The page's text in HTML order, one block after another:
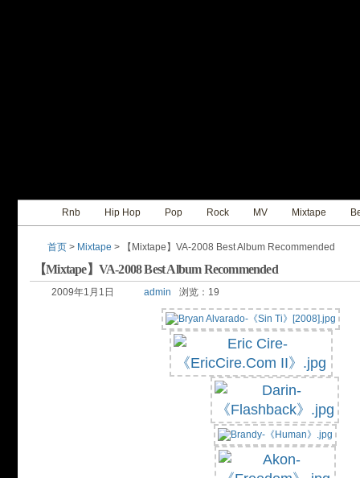
Rnb Hip Hop Pop Rock MV Mixtape
首页 > Mixtape > 【Mixtape】VA-2008 Best Album Recommended
【Mixtape】VA-2008 Best Album Recommended
2009年1月1日 admin 浏览：19